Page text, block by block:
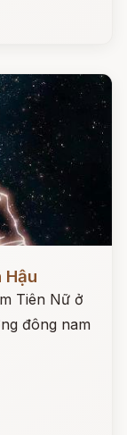
Hậu
Tiên Nữ ở
đông nam